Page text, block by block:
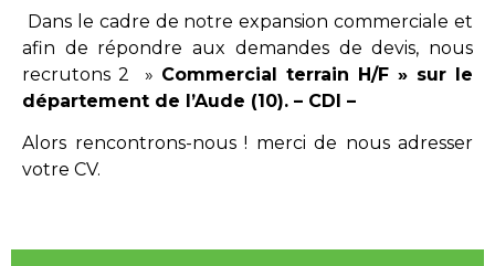
Dans le cadre de notre expansion commerciale et
afin de répondre aux demandes de devis, nous
recrutons 2 » Commercial terrain H/F » sur le
département de l’Aude (10). – CDI –
Alors rencontrons-nous ! merci de nous adresser
votre CV.